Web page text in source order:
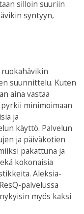
silloin suuriin
syntyyn,
suunnittelu. Kuten
aina vastaa
minimoimaan
ja
käyttö. Palvelun
ja päiväkotien
pakattuna ja
kokonaisia
Aleksia-
palvelussa
myös kaksi